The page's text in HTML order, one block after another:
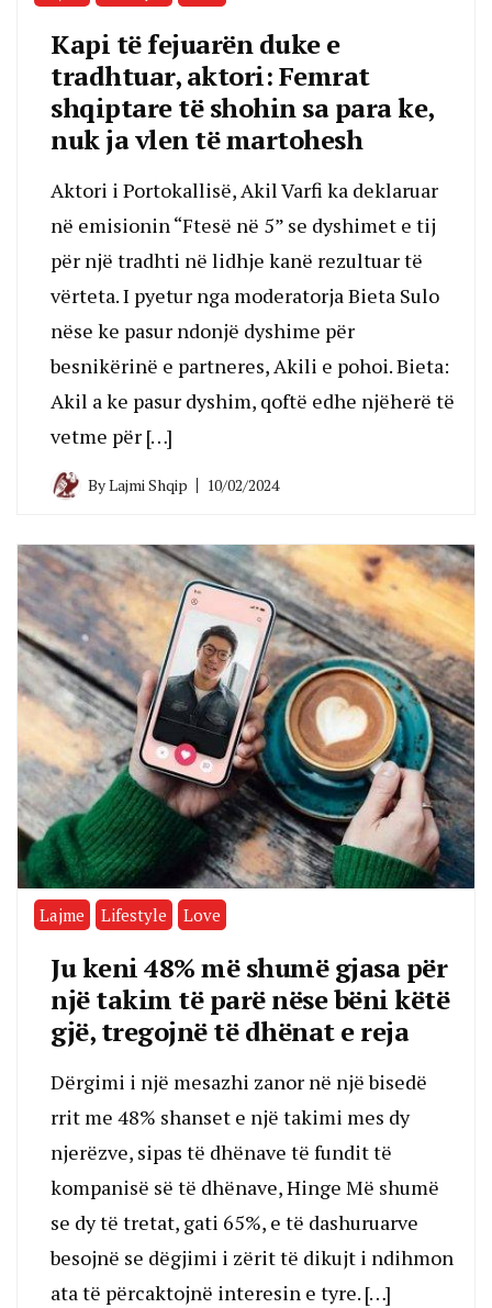
Kapi të fejuarën duke e
tradhtuar, aktori: Femrat
shqiptare të shohin sa para ke,
nuk ja vlen të martohesh
Aktori i Portokallisë, Akil Varfi ka deklaruar
në emisionin “Ftesë në 5” se dyshimet e tij
për një tradhti në lidhje kanë rezultuar të
vërteta. I pyetur nga moderatorja Bieta Sulo
nëse ke pasur ndonjë dyshime për
besnikërinë e partneres, Akili e pohoi. Bieta:
Akil a ke pasur dyshim, qoftë edhe njëherë të
vetme për […]
ByLajmi Shqip 10/02/2024
Lajme Lifestyle Love
Ju keni 48% më shumë gjasa për
një takim të parë nëse bëni këtë
gjë, tregojnë të dhënat e reja
Dërgimi i një mesazhi zanor në një bisedë
rrit me 48% shanset e një takimi mes dy
njerëzve, sipas të dhënave të fundit të
kompanisë së të dhënave, Hinge Më shumë
se dy të tretat, gati 65%, e të dashuruarve
besojnë se dëgjimi i zërit të dikujt i ndihmon
ata të përcaktojnë interesin e tyre. […]